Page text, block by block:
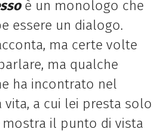
è un monologo che
essere un dialogo.
ma certe volte
ma qualche
ha incontrato nel
a cui lei presta solo
il punto di vista